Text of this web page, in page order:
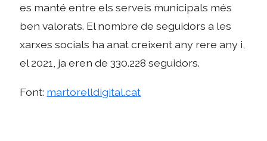
es manté entre els serveis municipals més
ben valorats. El nombre de seguidors a les
xarxes socials ha anat creixent any rere any i,
el 2021, ja eren de 330.228 seguidors.
Font: martorelldigital.cat